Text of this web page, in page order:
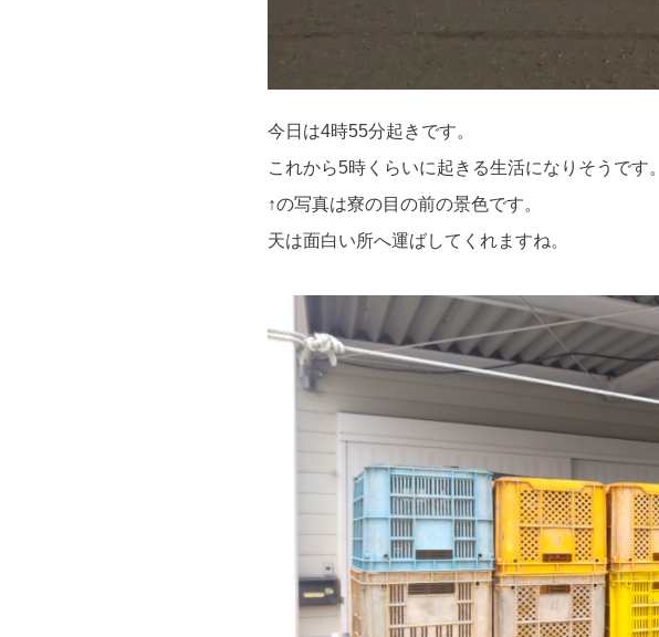
今日は4時55分起きです。
これから5時くらいに起きる生活になりそうです。
↑の写真は寮の目の前の景色です。
天は面白い所へ運ばしてくれますね。